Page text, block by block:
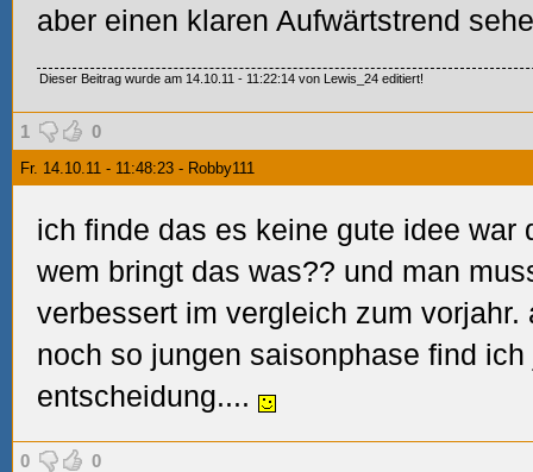
aber einen klaren Aufwärtstrend
Dieser Beitrag wurde am 14.10.11 - 11:22:14 von Lewis_24 editiert!
1 0
Fr. 14.10.11 - 11:48:23 - Robby111
ich finde das es keine gute idee war
wem bringt das was?? und man
verbessert im vergleich zum vorjahr.
noch so jungen saisonphase find
entscheidung....
0 0